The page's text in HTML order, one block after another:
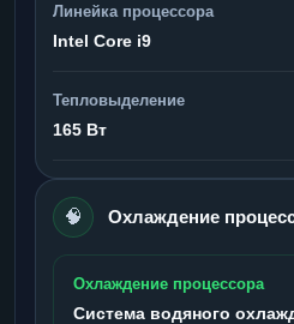
Линейка процессора
Intel Core i9
Тепловыделение
165 Вт
🧠 Охлаждение
Охлаждение процессора
Система водяного